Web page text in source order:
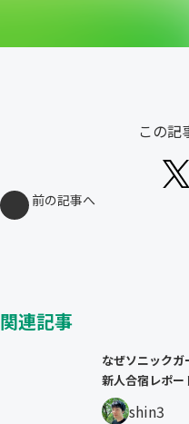
この記
前の記事へ
関連記事
なぜソニック
新人合宿レポー
shin3